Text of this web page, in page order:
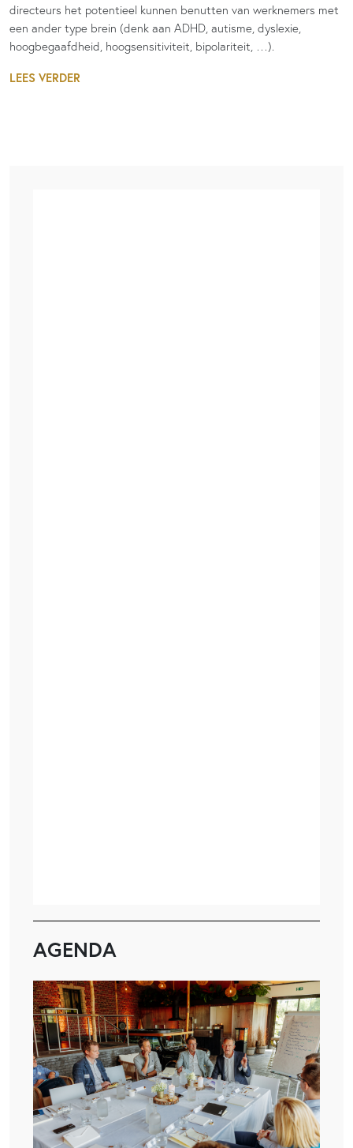
directeurs het potentieel kunnen benutten van werknemers met
een ander type brein (denk aan ADHD, autisme, dyslexie,
hoogbegaafdheid, hoogsensitiviteit, bipolariteit, …).
LEES VERDER
AGENDA